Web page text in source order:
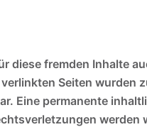
diese fremden Inhalte
Seiten wurden
Eine permanente
werden